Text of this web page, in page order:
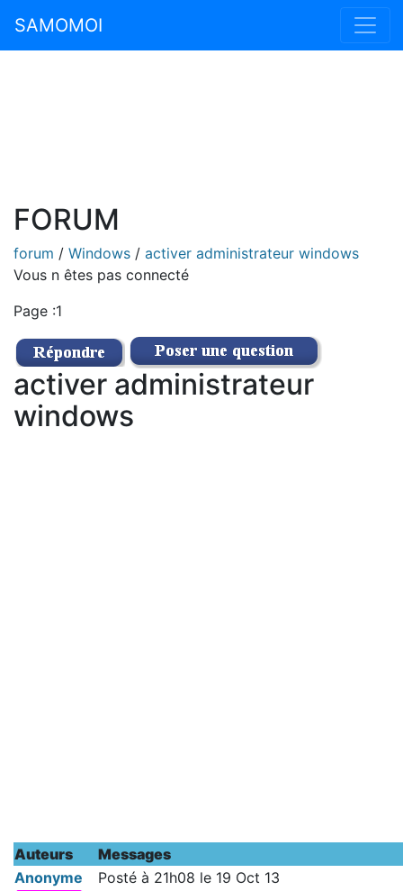
SAMOMOI
FORUM
forum / Windows / activer administrateur windows
Vous n êtes pas connecté
Page :1
activer administrateur
windows
Auteurs
Messages
Anonyme
Posté à 21h08 le 19 Oct 13